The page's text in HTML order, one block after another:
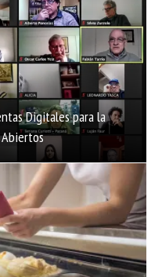
Digitales para la